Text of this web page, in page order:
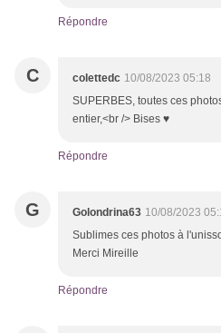
Répondre
C colettedc 10/08/2023 05:18
SUPERBES, toutes ces
entier,<br /> Bises ♥
Répondre
G Golondrina63 10/08/2023
Sublimes ces photos à
Merci Mireille
Répondre